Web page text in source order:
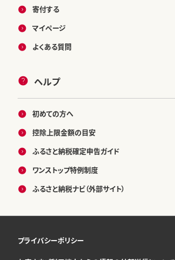
寄付する
マイページ
よくある質問
ヘルプ
初めての方へ
控除上限金額の目安
ふるさと納税確定申告ガイド
ワンストップ特例制度
ふるさと納税ナビ（外部サイト）
プライバシーポリシー